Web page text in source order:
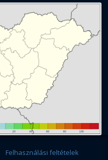
Felhasználási feltételek